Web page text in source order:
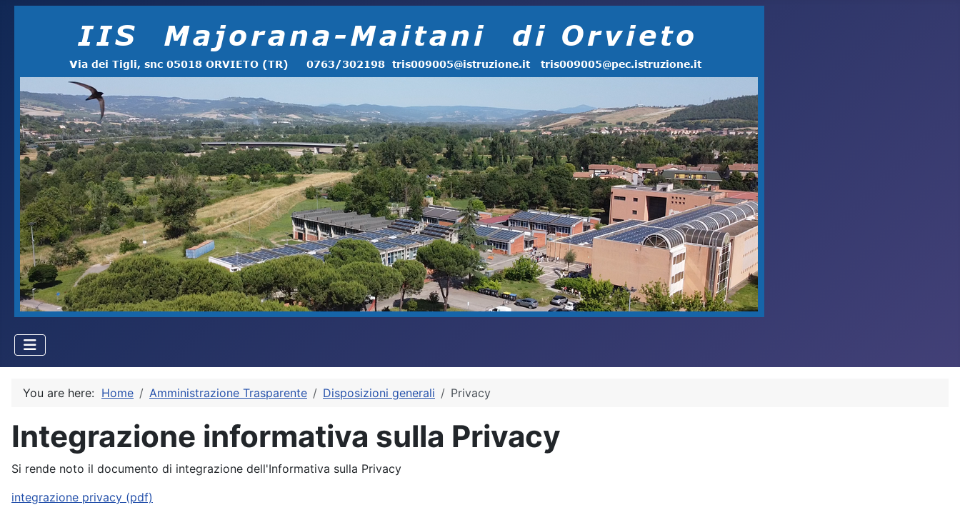
You are here: Home Amministrazione Trasparente Disposizioni generali Privacy
Integrazione informativa sulla Privacy
Si rende noto il documento di integrazione dell'Informativa sulla Privacy
integrazione privacy (pdf)